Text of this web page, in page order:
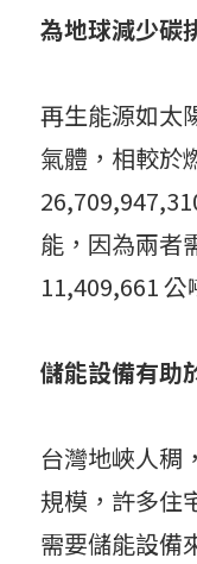
為地球減少碳
再生能源如太
氣體，相較於
能，因為兩者
11,409,661 公
儲能設備有助
台灣地峽人稠
規模，許多住
需要儲能設備